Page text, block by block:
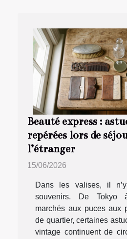
Beauté express :
repérées lors de
l’étranger
15/06/2026
Dans les valises, il
souvenirs. De Tokyo
marchés aux puces aux
de quartier, certaines
vintage continuent de